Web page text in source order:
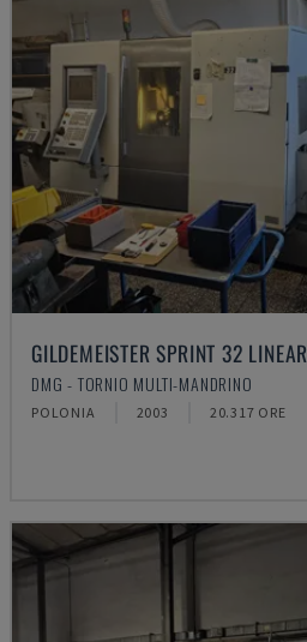
GILDEMEISTER SPRINT 32 LINEAR
DMG - TORNIO MULTI-MANDRINO
POLONIA 2003 20.317 ORE